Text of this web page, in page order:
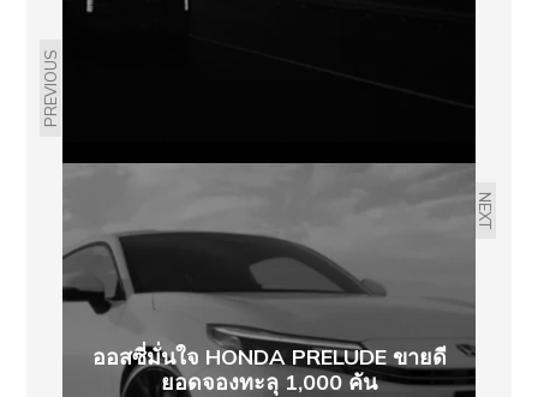
PREVIOUS
NEXT
ออสซี่มั่นใจ HONDA PRELUDE ขายดี
ยอดจองทะลุ 1,000 คัน